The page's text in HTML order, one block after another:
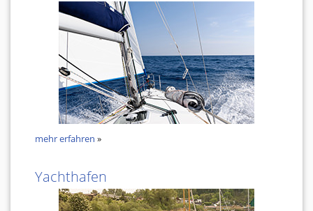
mehr erfahren »
Yachthafen